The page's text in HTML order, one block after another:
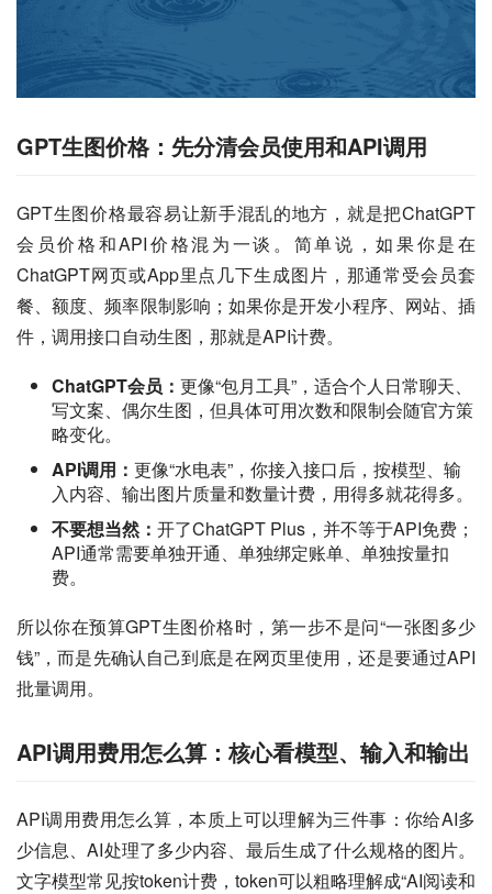
GPT生图价格：先分清会员使用和API调用
GPT生图价格最容易让新手混乱的地方，就是把ChatGPT
会员价格和API价格混为一谈。简单说，如果你是在
ChatGPT网页或App里点几下生成图片，那通常受会员套
餐、额度、频率限制影响；如果你是开发小程序、网站、插
件，调用接口自动生图，那就是API计费。
ChatGPT会员： 更像“包月工具”，适合个人日常聊天、
写文案、偶尔生图，但具体可用次数和限制会随官方策
略变化。
API调用： 更像“水电表”，你接入接口后，按模型、输
入内容、输出图片质量和数量计费，用得多就花得多。
不要想当然： 开了ChatGPT Plus，并不等于API免费；
API通常需要单独开通、单独绑定账单、单独按量扣
费。
所以你在预算GPT生图价格时，第一步不是问“一张图多少
钱”，而是先确认自己到底是在网页里使用，还是要通过API
批量调用。
API调用费用怎么算：核心看模型、输入和输出
API调用费用怎么算，本质上可以理解为三件事：你给AI多
少信息、AI处理了多少内容、最后生成了什么规格的图片。
文字模型常见按token计费，token可以粗略理解成“AI阅读和